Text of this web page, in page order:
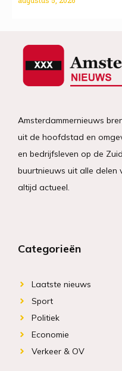
Amsterdammernieuws
uit de hoofdstad en
en bedrijfsleven op de
buurtnieuws uit alle delen
altijd actueel.
Categorieën
Laatste nieuws
Sport
Politiek
Economie
Verkeer & OV